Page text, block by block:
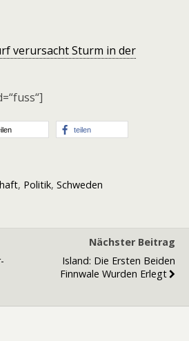
verursacht Sturm in der
teilen
, Politik, Schweden
Nächster Beitrag
Island: Die Ersten Beiden
Finnwale Wurden Erlegt